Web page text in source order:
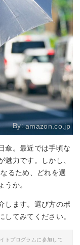
By:amazon.co.jp
傘。最近では手頃な
力です。しかし、
るため、どれを選
うか。
します。選び方のポ
てみてください。
トプログラムに参加して